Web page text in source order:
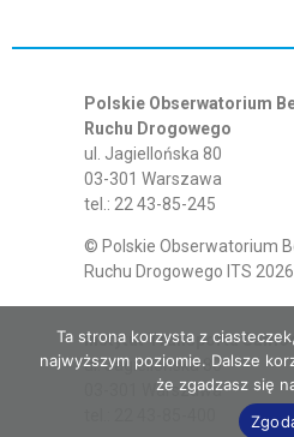
Polskie Obserwatorium
Ruchu Drogowego
ul. Jagiellońska 80
03-301 Warszawa
tel.: 22 43-85-245
© Polskie Obserwatorium
Ruchu Drogowego ITS 2026
Instytut Transportu
ul. Jagiellońska 80
03-301 Warszawa
Ta strona korzysta z
najwyższym poziomie. Dalsze
że zgadzasz się